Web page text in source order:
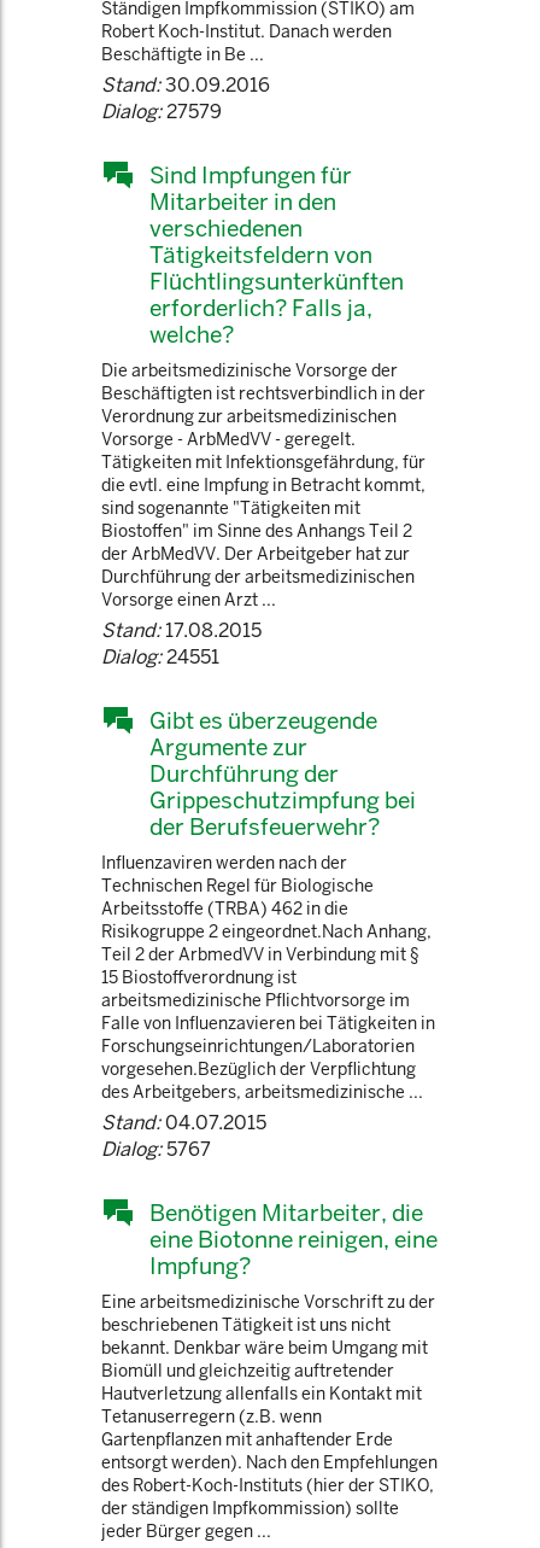
Ständigen Impfkommission (STIKO) am
Robert Koch-Institut. Danach werden
Beschäftigte in Be ...
Stand:30.09.2016
Dialog:27579
Sind Impfungen für
Mitarbeiter in den
verschiedenen
Tätigkeitsfeldern von
Flüchtlingsunterkünften
erforderlich? Falls ja,
welche?
Die arbeitsmedizinische Vorsorge der
Beschäftigten ist rechtsverbindlich in der
Verordnung zur arbeitsmedizinischen
Vorsorge - ArbMedVV - geregelt.
Tätigkeiten mit Infektionsgefährdung, für
die evtl. eine Impfung in Betracht kommt,
sind sogenannte "Tätigkeiten mit
Biostoffen" im Sinne des Anhangs Teil 2
der ArbMedVV. Der Arbeitgeber hat zur
Durchführung der arbeitsmedizinischen
Vorsorge einen Arzt ...
Stand:17.08.2015
Dialog:24551
Gibt es überzeugende
Argumente zur
Durchführung der
Grippeschutzimpfung bei
der Berufsfeuerwehr?
Influenzaviren werden nach der
Technischen Regel für Biologische
Arbeitsstoffe (TRBA) 462 in die
Risikogruppe 2 eingeordnet.Nach Anhang,
Teil 2 der ArbmedVV in Verbindung mit §
15 Biostoffverordnung ist
arbeitsmedizinische Pflichtvorsorge im
Falle von Influenzavieren bei Tätigkeiten in
Forschungseinrichtungen/Laboratorien
vorgesehen.Bezüglich der Verpflichtung
des Arbeitgebers, arbeitsmedizinische ...
Stand:04.07.2015
Dialog:5767
Benötigen Mitarbeiter, die
eine Biotonne reinigen, eine
Impfung?
Eine arbeitsmedizinische Vorschrift zu der
beschriebenen Tätigkeit ist uns nicht
bekannt. Denkbar wäre beim Umgang mit
Biomüll und gleichzeitig auftretender
Hautverletzung allenfalls ein Kontakt mit
Tetanuserregern (z.B. wenn
Gartenpflanzen mit anhaftender Erde
entsorgt werden). Nach den Empfehlungen
des Robert-Koch-Instituts (hier der STIKO,
der ständigen Impfkommission) sollte
jeder Bürger gegen ...